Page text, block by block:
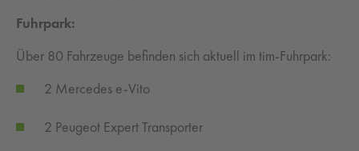
Fuhrpark:
Über 80 Fahrzeuge befinden sich aktuell im tim-Fuhrpark:
2 Mercedes e-Vito
2 Peugeot Expert Transporter